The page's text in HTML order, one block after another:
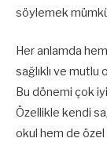
söylemek
Her anlamda
sağlıklı ve mutlu
Bu dönemi çok
Özellikle kendi
okul hem de